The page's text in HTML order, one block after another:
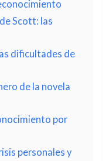
Scott: las
dificultades de
de la novela
por
personales y